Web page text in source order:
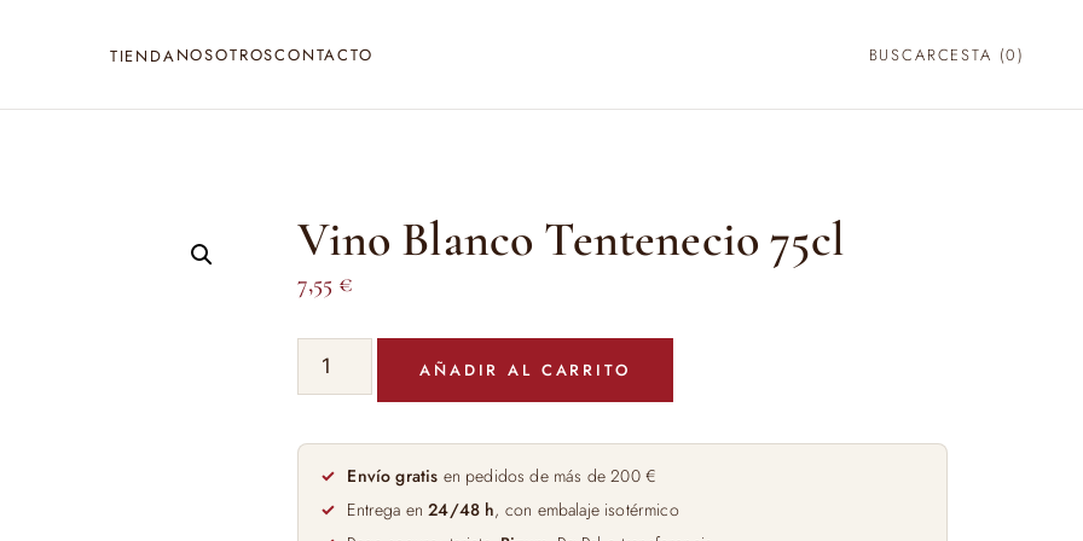
TIENDANOSOTROSCONTACTO BUSCARCESTA (0)
Vino Blanco Tentenecio 75cl
7,55 €
Vino
Blanco
Tentenecio
75cl
cantidad
AÑADIR AL CARRITO
Envío gratis en pedidos de más de 200 €
Entrega en24/48 h, con embalaje isotérmico